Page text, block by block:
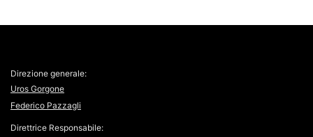
Direzione generale:
Uros Gorgone
Federico Pazzagli
Direttrice Responsabile: